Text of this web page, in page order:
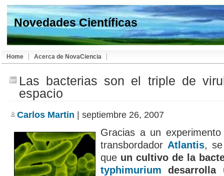
Novedades Científicas
Home Acerca de NovaCiencia
Las bacterias son el triple de
espacio
Carlos Martin | septiembre 26, 2007
Gracias a un
transbordador Atlantis,
que un cultivo de la
typhimurium desarrolla